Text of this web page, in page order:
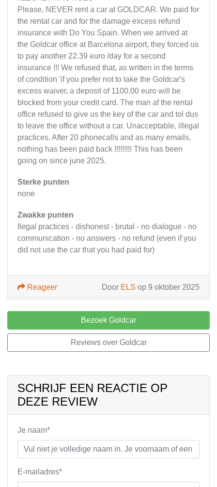
Please, NEVER rent a car at GOLDCAR. We paid for
the rental car and for the damage excess refund
insurance with Do You Spain. When we arrived at
the Goldcar office at Barcelona airport, they forced us
to pay another 22.39 euro /day for a second
insurance !!! We refused that, as written in the terms
of condition 'if you prefer not to take the Goldcar's
excess waiver, a deposit of 1100.00 euro will be
blocked from your credit card. The man af the rental
office refused to give us the key of the car and tol dus
to leave the office without a car. Unacceptable, illegal
practices. After 20 phonecalls and as many emails,
nothing has been paid back !!!!!!!!! This has been
going on since june 2025.
Sterke punten
none
Zwakke punten
Ilegal practices - dishonest - brutal - no dialogue - no
communication - no answers - no refund (even if you
did not use the car that you had paid for)
Door ELS op 9 oktober 2025
Reageer
Bezoek Goldcar
Reviews over Goldcar
SCHRIJF EEN REACTIE OP
DEZE REVIEW
Je naam*
E-mailadres*